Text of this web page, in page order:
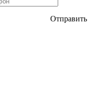
Отправить